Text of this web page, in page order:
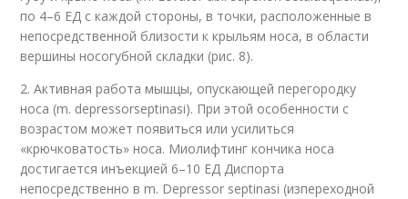
по 4–6 ЕД с каждой стороны, в точки, расположенные в
непосредственной близости к крыльям носа, в области
вершины носогубной складки (рис. 8).
2. Активная работа мышцы, опускающей перегородку
носа (m. depressorseptinasi). При этой особенности с
возрастом может появиться или усилиться
«крючковатость» носа. Миолифтинг кончика носа
достигается инъекцией 6–10 ЕД Диспорта
непосредственно в m. Depressor septinasi (изпереходной